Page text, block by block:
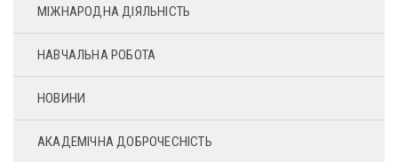
МІЖНАРОДНА ДІЯЛЬНІСТЬ
НАВЧАЛЬНА РОБОТА
НОВИНИ
АКАДЕМІЧНА ДОБРОЧЕСНІСТЬ